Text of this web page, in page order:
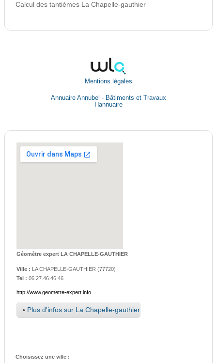
Calcul des tantièmes La Chapelle-gauthier
Mentions légales
Annuaire Annubel - Bâtiments et Travaux
Hannuaire
Géomètre expert LA CHAPELLE-GAUTHIER
Ville : LA CHAPELLE-GAUTHIER (77720)
Tel : 06.27.46.46.46
http://www.geometre-expert.info
• Plus d'infos sur La Chapelle-gauthier
Choisissez une ville :